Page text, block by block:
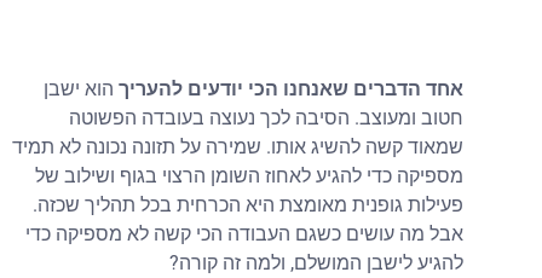
אחד הדברים שאנחנו הכי יודעים להעריך הוא ישבן
חטוב ומעוצב. הסיבה לכך נעוצה בעובדה הפשוטה
שמאוד קשה להשיג אותו. שמירה על תזונה נכונה לא תמיד
מספיקה כדי להגיע לאחוז השומן הרצוי בגוף ושילוב של
פעילות גופנית מאומצת היא הכרחית בכל תהליך שכזה.
אבל מה עושים כשגם העבודה הכי קשה לא מספיקה כדי
להגיע לישבן המושלם, ולמה זה קורה?